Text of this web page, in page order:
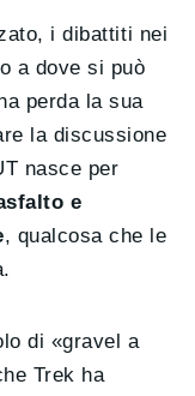
i dibattiti nei
a dove si può
perda la sua
la discussione
nasce per
e
, qualcosa che le
di «gravel a
Trek ha